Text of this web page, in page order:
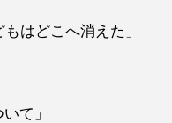
はどこへ消えた」
て」